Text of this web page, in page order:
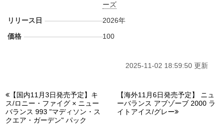
ーズ
リリース日
2026年
価格
100
2025-11-02 18:59:50 更新
【国内11月3日発売予定】キ
ス/ロニー・ファイグ × ニュー
バランス 993 "マディソン・ス
クエア・ガーデン" パック
【海外11月6日発売予定】 ニュ
ーバランス アブゾーブ 2000 ラ
イトアイス/グレー